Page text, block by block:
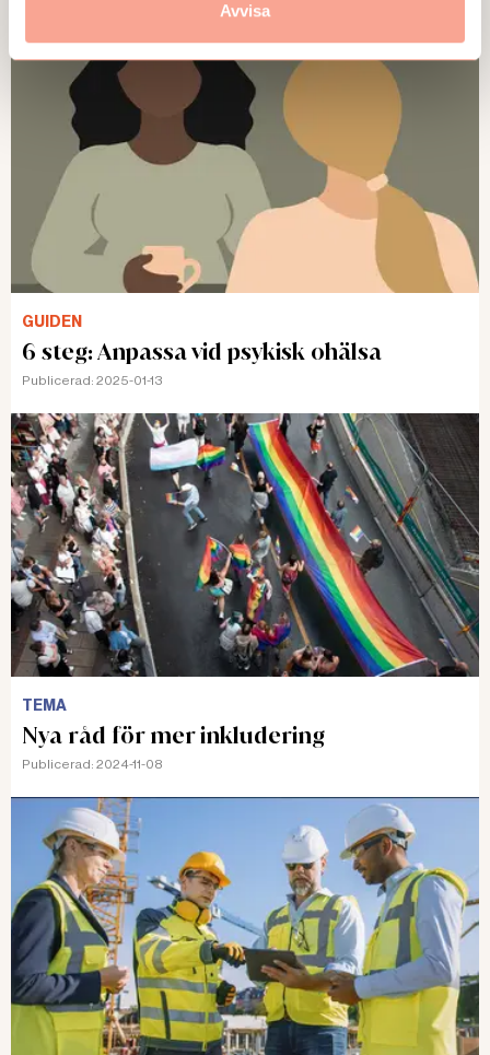
Avvisa
GUIDEN
6 steg: Anpassa vid psykisk ohälsa
Publicerad: 2025-01-13
TEMA
Nya råd för mer inkludering
Publicerad: 2024-11-08